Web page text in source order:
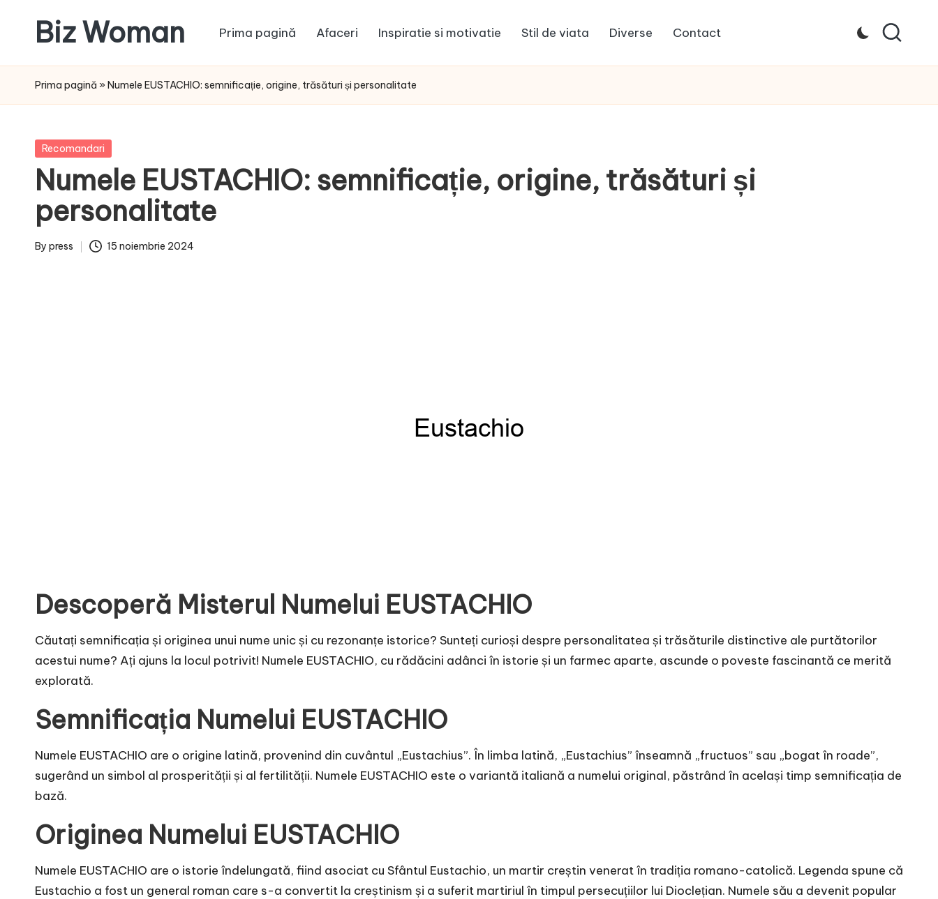
content
Biz Woman
ta,
succesul
Prima pagină Afaceri Inspiratie si motivatie Stil de viata Diverse Contact
Prima pagină » Numele EUSTACHIO: semnificație, origine, trăsături și personalitate
Posted
Recomandari
Numele EUSTACHIO: semnificație, origine, trăsături și
personalitate
Posted
By press 15 noiembrie 2024
Descoperă Misterul Numelui EUSTACHIO
Căutați semnificația și originea unui nume unic și cu rezonanțe istorice? Sunteți curioși despre personalitatea și trăsăturile distinctive ale purtătorilor
acestui nume? Ați ajuns la locul potrivit! Numele EUSTACHIO, cu rădăcini adânci în istorie și un farmec aparte, ascunde o poveste fascinantă ce merită
explorată.
Semnificația Numelui EUSTACHIO
Numele EUSTACHIO are o origine latină, provenind din cuvântul „Eustachius”. În limba latină, „Eustachius” înseamnă „fructuos” sau „bogat în roade”,
sugerând un simbol al prosperității și al fertilității. Numele EUSTACHIO este o variantă italiană a numelui original, păstrând în același timp semnificația de
bază.
Originea Numelui EUSTACHIO
Numele EUSTACHIO are o istorie îndelungată, fiind asociat cu Sfântul Eustachio, un martir creștin venerat în tradiția romano-catolică. Legenda spune că
Eustachio a fost un general roman care s-a convertit la creștinism și a suferit martiriul în timpul persecuțiilor lui Dioclețian. Numele său a devenit popular